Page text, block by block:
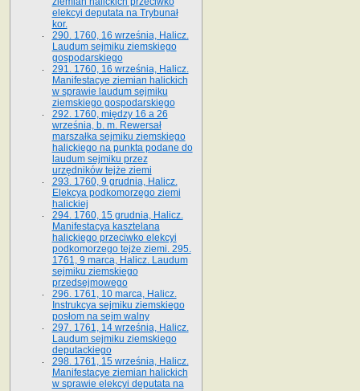
elekcyi deputata na Trybunał
kor.
290. 1760, 16 września, Halicz.
Laudum sejmiku ziemskiego
gospodarskiego
291. 1760, 16 września, Halicz.
Manifestacye ziemian halickich
w sprawie laudum sejmiku
ziemskiego gospodarskiego
292. 1760, między 16 a 26
września, b. m. Rewersał
marszałka sejmiku ziemskiego
halickiego na punkta podane do
laudum sejmiku przez
urzędników tejże ziemi
293. 1760, 9 grudnia, Halicz.
Elekcya podkomorzego ziemi
halickiej
294. 1760, 15 grudnia, Halicz.
Manifestacya kasztelana
halickiego przeciwko elekcyi
podkomorzego tejże ziemi. 295.
1761, 9 marca, Halicz. Laudum
sejmiku ziemskiego
przedsejmowego
296. 1761, 10 marca, Halicz.
Instrukcya sejmiku ziemskiego
posłom na sejm walny
297. 1761, 14 września, Halicz.
Laudum sejmiku ziemskiego
deputackiego
298. 1761, 15 września, Halicz.
Manifestacye ziemian halickich
w sprawie elekcyi deputata na